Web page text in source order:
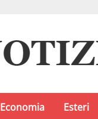
Economia Esteri